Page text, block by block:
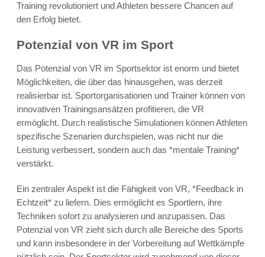
Training revolutioniert und Athleten bessere Chancen auf
den Erfolg bietet.
Potenzial von VR im Sport
Das Potenzial von VR im Sportsektor ist enorm und bietet
Möglichkeiten, die über das hinausgehen, was derzeit
realisierbar ist. Sportorganisationen und Trainer können von
innovativen Trainingsansätzen profitieren, die VR
ermöglicht. Durch realistische Simulationen können Athleten
spezifische Szenarien durchspielen, was nicht nur die
Leistung verbessert, sondern auch das *mentale Training*
verstärkt.
Ein zentraler Aspekt ist die Fähigkeit von VR, *Feedback in
Echtzeit* zu liefern. Dies ermöglicht es Sportlern, ihre
Techniken sofort zu analysieren und anzupassen. Das
Potenzial von VR zieht sich durch alle Bereiche des Sports
und kann insbesondere in der Vorbereitung auf Wettkämpfe